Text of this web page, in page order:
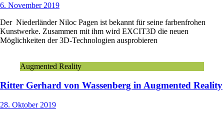
6. November 2019
Der Niederländer Niloc Pagen ist bekannt für seine farbenfrohen
Kunstwerke. Zusammen mit ihm wird EXCIT3D die neuen
Möglichkeiten der 3D-Technologien ausprobieren
Augmented Reality
Ritter Gerhard von Wassenberg in Augmented Reality
28. Oktober 2019